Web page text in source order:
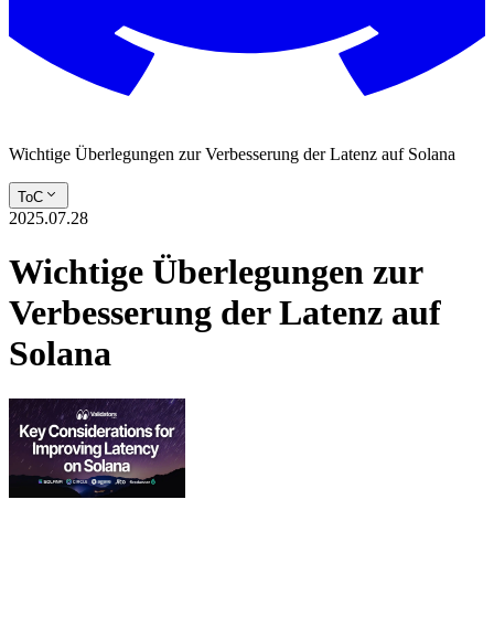
Wichtige Überlegungen zur Verbesserung der Latenz auf Solana
ToC
2025.07.28
Wichtige Überlegungen zur
Verbesserung der Latenz auf
Solana